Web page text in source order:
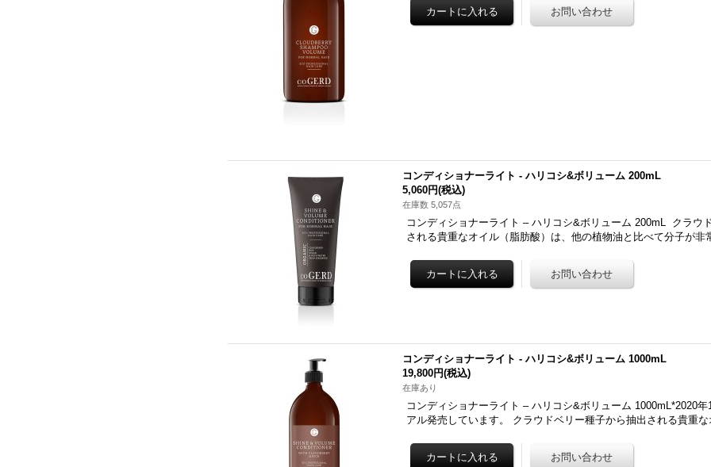
コンディショナーライト - ハリコシ&ボリューム 200mL
5,060円(税込)
在庫数 5,057点
コンディショナーライト – ハリコシ&ボリューム 200mL クラウ
される貴重なオイル（脂肪酸）は、他の植物油と比べて分子が
コンディショナーライト - ハリコシ&ボリューム 1000mL
19,800円(税込)
在庫あり
コンディショナーライト – ハリコシ&ボリューム 1000mL*2020
アル発売しています。 クラウドベリー種子から抽出される貴重